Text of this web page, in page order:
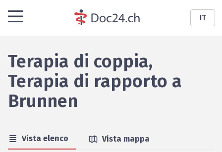
IT
Terapia di coppia,
Terapia di rapporto a
Brunnen
Vista elenco Vista mappa